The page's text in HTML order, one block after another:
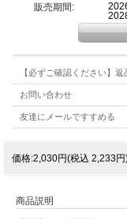
販売期間:
【必ずご確認ください】
お問い合わせ
友達にメールですすめる
価格:2,030円(税込 2,233円
商品説明